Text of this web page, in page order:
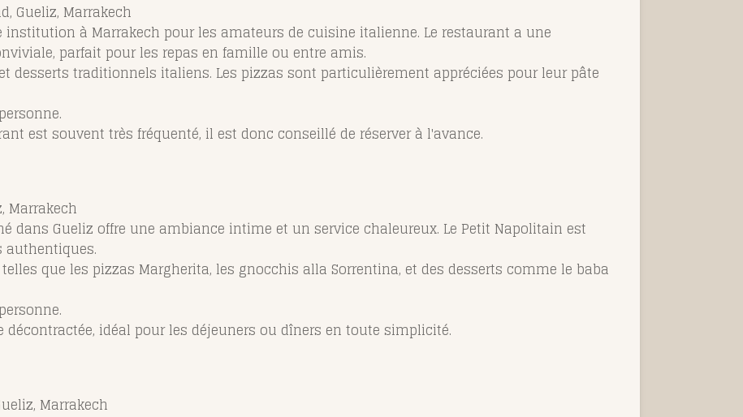
, Gueliz, Marrakech
institution à Marrakech pour les amateurs de cuisine italienne. Le restaurant a une
parfait pour les repas en famille ou entre amis.
desserts traditionnels italiens. Les pizzas sont particulièrement appréciées pour leur pâte
est souvent très fréquenté, il est donc conseillé de réserver à l'avance.
Marrakech
dans Gueliz offre une ambiance intime et un service chaleureux. Le Petit Napolitain est
authentiques.
que les pizzas Margherita, les gnocchis alla Sorrentina, et des desserts comme le baba
décontractée, idéal pour les déjeuners ou dîners en toute simplicité.
Marrakech